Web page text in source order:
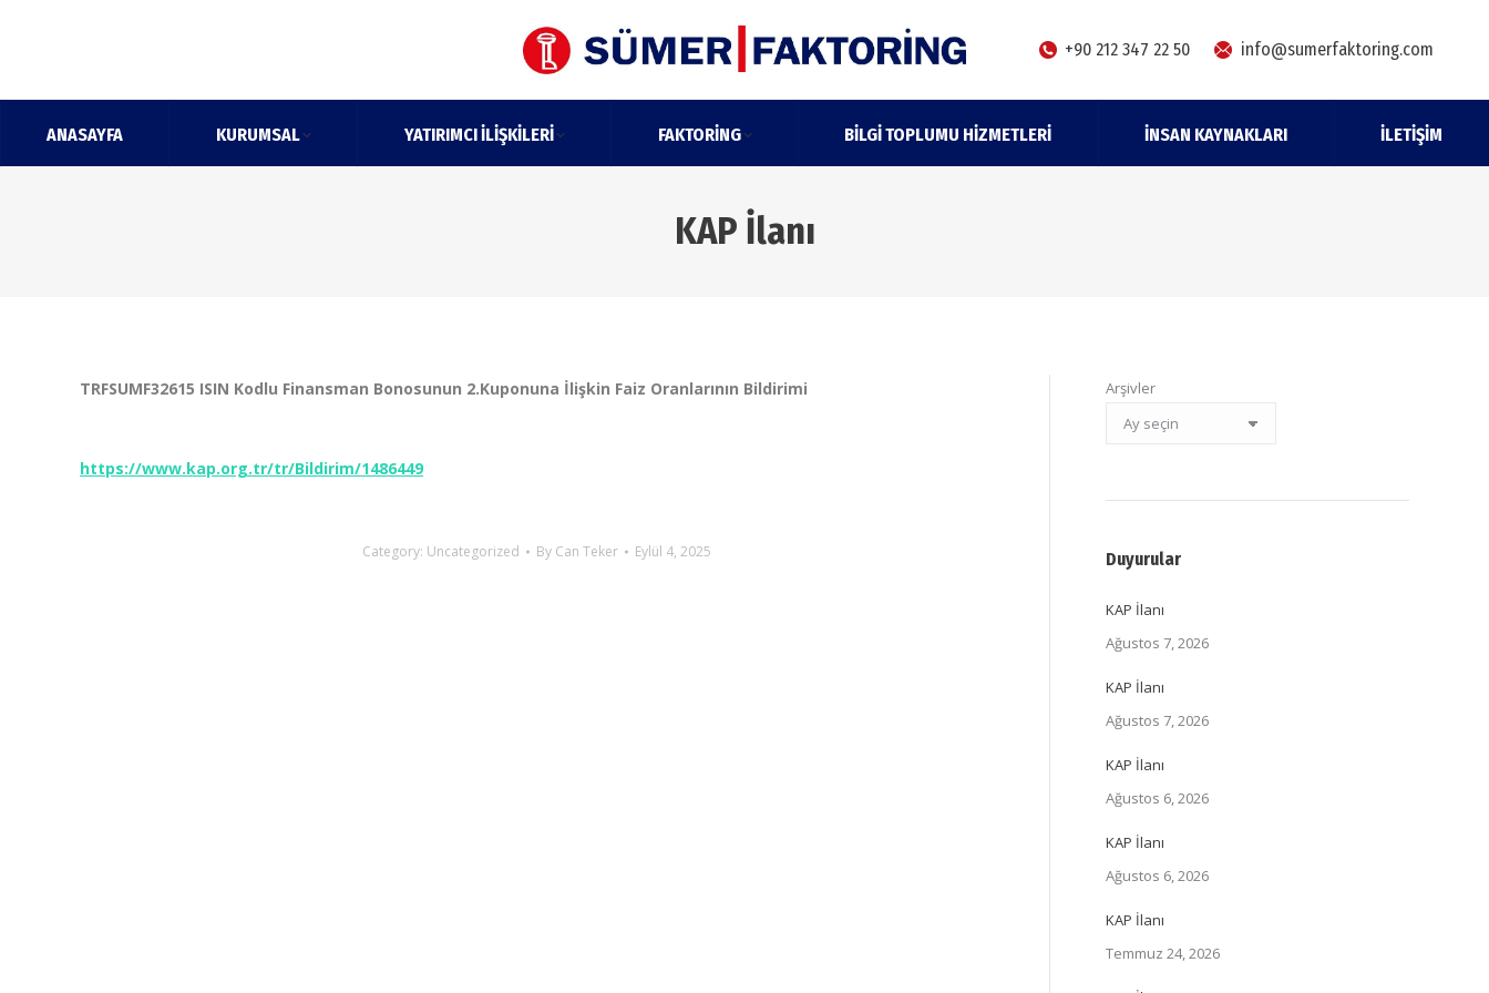
+90 212 347 22 50 info@sumerfaktoring.com
ANASAYFA KURUMSAL YATIRIMCI İLIŞKILERI FAKTORING BILGI TOPLUMU HIZMETLERI İNSAN KAYNAKLARI İLETIŞIM
KAP İlanı
TRFSUMF32615 ISIN Kodlu Finansman Bonosunun 2.Kuponuna İlişkin Faiz Oranlarının Bildirimi
https://www.kap.org.tr/tr/Bildirim/1486449
Category: Uncategorized By Can Teker Eylül 4, 2025
Arşivler
Duyurular
KAP İlanı
Ağustos 7, 2026
KAP İlanı
Ağustos 7, 2026
KAP İlanı
Ağustos 6, 2026
KAP İlanı
Ağustos 6, 2026
KAP İlanı
Temmuz 24, 2026